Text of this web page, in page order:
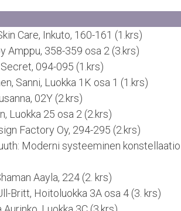
Care, Inkuto, 160-161 (1.krs)
Amppu, 358-359 osa 2 (3.krs)
Secret, 094-095 (1.krs)
Sanni, Luokka 1K osa 1 (1.krs)
02Y (2.krs)
Luokka 25 osa 2 (2.krs)
Factory Oy, 294-295 (2.krs)
Moderni systeeminen
Aayla, 224 (2. krs)
Britt, Hoitoluokka 3A osa 4 (3. krs)